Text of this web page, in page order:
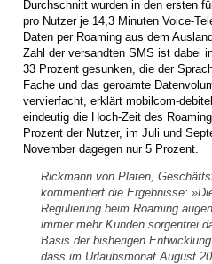
Durchschnitt wurden in den ersten
pro Nutzer je 14,3 Minuten Voice-
Daten per Roaming aus dem
Zahl der versandten SMS ist dabei
33 Prozent gesunken, die der
Fache und das geroamte
vervierfacht, erklärt mobilcom-
eindeutig die Hoch-Zeit des
Prozent der Nutzer, im Juli und
November dagegen nur 5 Prozent.
Rickmann von Platen,
kommentiert die Ergebnisse:
Regulierung beim Roaming
immer mehr Kunden sorgenfrei
Basis der bisherigen
dass im Urlaubsmonat August